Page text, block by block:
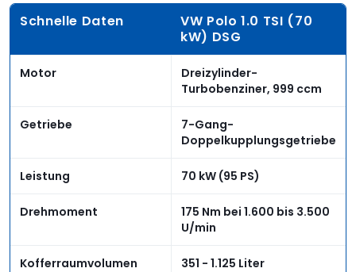
Schnelle Daten
VW Polo 1.0 TSI (70
kW) DSG
Motor
Dreizylinder-
Turbobenziner, 999 ccm
Getriebe
7-Gang-
Doppelkupplungsgetriebe
Leistung 70 kW (95 PS)
Drehmoment
175 Nm bei 1.600 bis 3.500
U/min
Kofferraumvolumen 351 - 1.125 Liter